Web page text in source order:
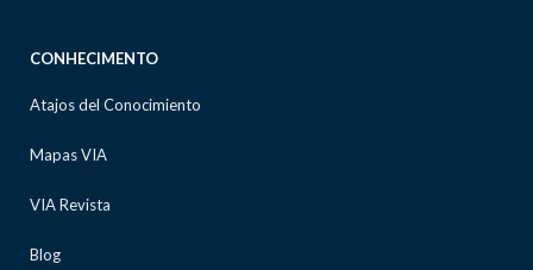
CONHECIMENTO
Atajos del Conocimiento
Mapas VIA
VIA Revista
Blog